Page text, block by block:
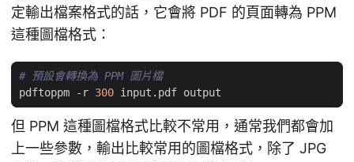
定輸出檔案格式的話，它會將 PDF 的頁面轉為 PPM
這種圖檔格式：
# 預設會轉換為 PPM 圖片檔
pdftoppm -r 300
但 PPM 這種圖檔格式比較不常用，通常我們都會加
上一些參數，輸出比較常用的圖檔格式，除了 JPG